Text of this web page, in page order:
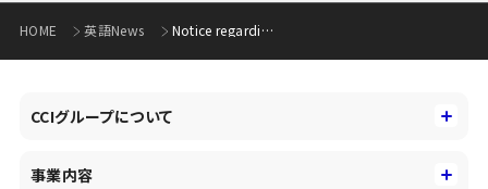
HOME 英語News Notice regarding Completion of Payment for Disposal of Treasury Stockas Restricted Stock for Directors and so forth(27KB)
CCIグループについて
事業内容